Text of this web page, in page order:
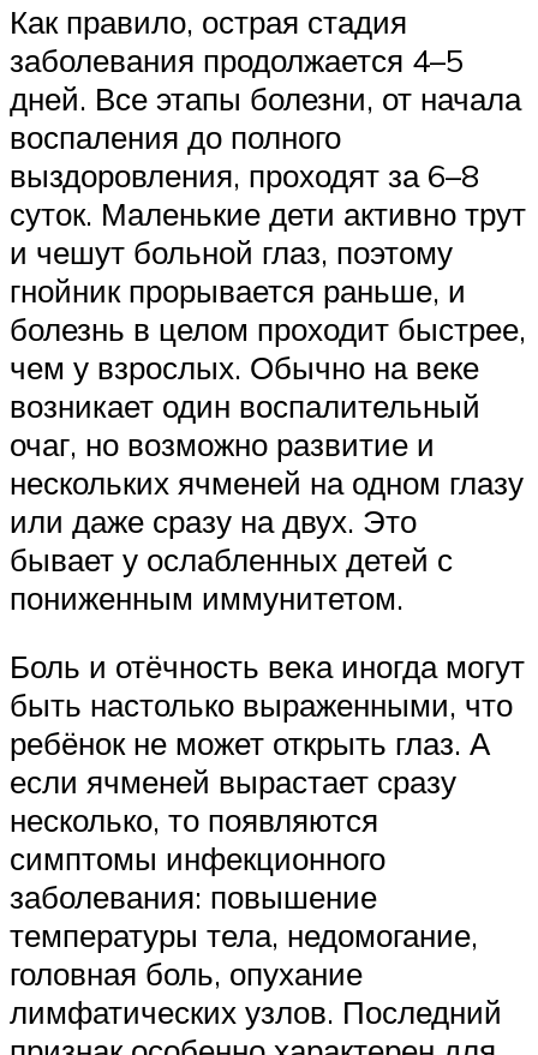
Как правило, острая стадия
заболевания продолжается 4–5
дней. Все этапы болезни, от начала
воспаления до полного
выздоровления, проходят за 6–8
суток. Маленькие дети активно трут
и чешут больной глаз, поэтому
гнойник прорывается раньше, и
болезнь в целом проходит быстрее,
чем у взрослых. Обычно на веке
возникает один воспалительный
очаг, но возможно развитие и
нескольких ячменей на одном глазу
или даже сразу на двух. Это
бывает у ослабленных детей с
пониженным иммунитетом.
Боль и отёчность века иногда могут
быть настолько выраженными, что
ребёнок не может открыть глаз. А
если ячменей вырастает сразу
несколько, то появляются
симптомы инфекционного
заболевания: повышение
температуры тела, недомогание,
головная боль, опухание
лимфатических узлов. Последний